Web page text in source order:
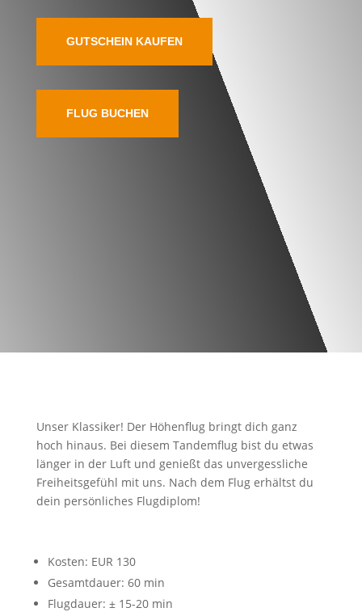
GUTSCHEIN KAUFEN
FLUG BUCHEN
Unser Klassiker! Der Höhenflug bringt dich ganz
hoch hinaus. Bei diesem Tandemflug bist du etwas
länger in der Luft und genießt das unvergessliche
Freiheitsgefühl mit uns. Nach dem Flug erhältst du
dein persönliches Flugdiplom!
Kosten: EUR 130
Gesamtdauer: 60 min
Flugdauer: ± 15-20 min